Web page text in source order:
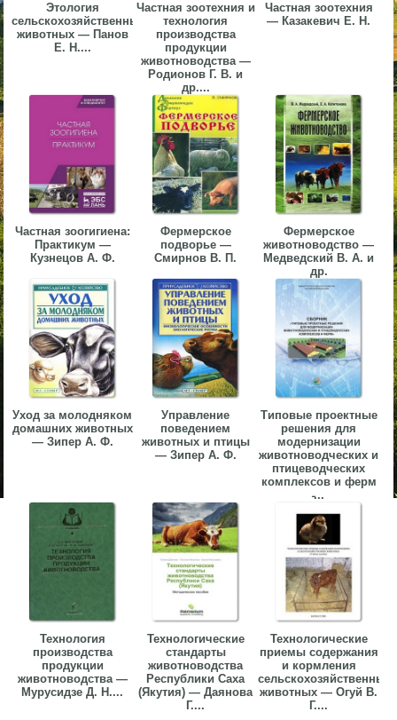
Этология
сельскохозяйственных
животных — Панов
Е. Н....
Частная зоотехния и
технология
производства
продукции
животноводства —
Родионов Г. В. и
др....
Частная зоотехния
— Казакевич Е. Н.
Частная зоогигиена:
Практикум —
Кузнецов А. Ф.
Фермерское
подворье —
Смирнов В. П.
Фермерское
животноводство —
Медведский В. А. и
др.
Уход за молодняком
домашних животных
— Зипер А. Ф.
Управление
поведением
животных и птицы
— Зипер А. Ф.
Типовые проектные
решения для
модернизации
животноводческих и
птицеводческих
комплексов и ферм
̵...
Технология
производства
продукции
животноводства —
Мурусидзе Д. Н....
Технологические
стандарты
животноводства
Республики Саха
(Якутия) — Даянова
Г....
Технологические
приемы содержания
и кормления
сельскохозяйственных
животных — Огуй В.
Г....
▼